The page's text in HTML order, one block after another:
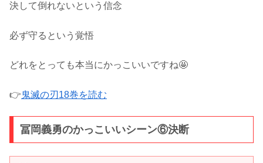
決して倒れないという信念
必ず守るという覚悟
どれをとっても本当にかっこいいですね🤩
👉鬼滅の刃18巻を読む
冨岡義勇のかっこいいシーン⑥決断